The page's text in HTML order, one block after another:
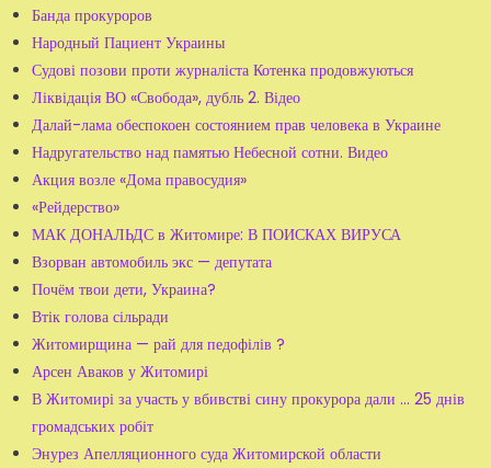
Банда прокуроров
Народный Пациент Украины
Судові позови проти журналіста Котенка продовжуються
Ліквідація ВО «Свобода», дубль 2. Відео
Далай-лама обеспокоен состоянием прав человека в Украине
Надругательство над памятью Небесной сотни. Видео
Акция возле «Дома правосудия»
«Рейдерство»
МАК ДОНАЛЬДС в Житомире: В ПОИСКАХ ВИРУСА
Взорван автомобиль экс — депутата
Почём твои дети, Украина?
Втік голова сільради
Житомирщина — рай для педофілів ?
Арсен Аваков у Житомирі
В Житомирі за участь у вбивстві сину прокурора дали ... 25 днів
громадських робіт
Энурез Апелляционного суда Житомирской области